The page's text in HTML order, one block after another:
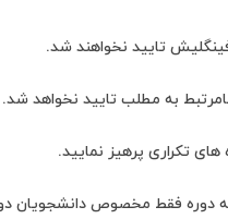
تایید نخواهند شد.
به مطلب تایید نخواهد شد.
های تکراری پرهیز نمایید.
به دوره فقط مخصوص دانشجویان